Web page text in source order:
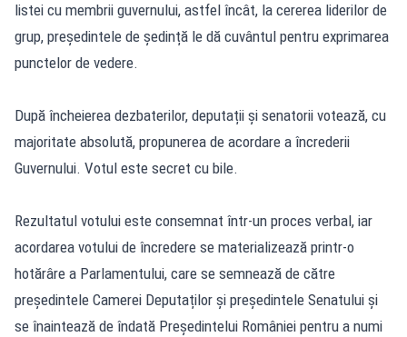
listei cu membrii guvernului, astfel încât, la cererea liderilor de
grup, președintele de ședință le dă cuvântul pentru exprimarea
punctelor de vedere.
După încheierea dezbaterilor, deputații și senatorii votează, cu
majoritate absolută, propunerea de acordare a încrederii
Guvernului. Votul este secret cu bile.
Rezultatul votului este consemnat într-un proces verbal, iar
acordarea votului de încredere se materializează printr-o
hotărâre a Parlamentului, care se semnează de către
președintele Camerei Deputaților și președintele Senatului și
se înaintează de îndată Președintelui României pentru a numi